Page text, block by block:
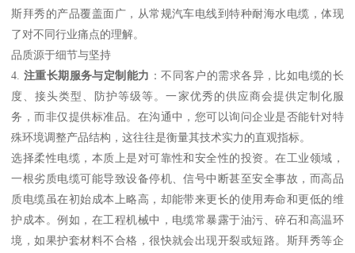
斯拜秀的产品覆盖面广，从常规汽车电线到特种耐海水电缆，体现
了对不同行业痛点的理解。
品质源于细节与坚持
4. 注重长期服务与定制能力 ：不同客户的需求各异，比如电缆的长
度、接头类型、防护等级等。一家优秀的供应商会提供定制化服
务，而非仅提供标准品。在沟通中，您可以询问企业是否能针对特
殊环境调整产品结构，这往往是衡量其技术实力的直观指标。
选择柔性电缆，本质上是对可靠性和安全性的投资。在工业领域，
一根劣质电缆可能导致设备停机、信号中断甚至安全事故，而高品
质电缆虽在初始成本上略高，却能带来更长的使用寿命和更低的维
护成本。例如，在工程机械中，电缆常暴露于油污、碎石和高温环
境，如果护套材料不合格，很快就会出现开裂或短路。斯拜秀等企